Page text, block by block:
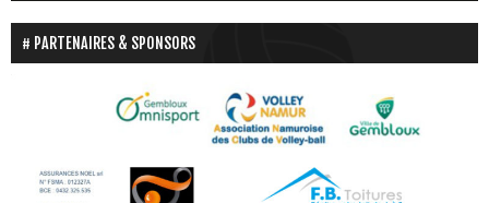
PARTENAIRES & SPONSORS